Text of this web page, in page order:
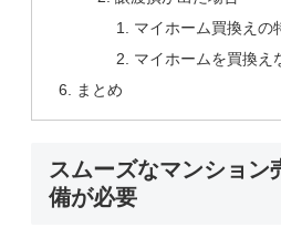
マイホーム買換えの
マイホームを買換え
まとめ
スムーズなマンション
備が必要